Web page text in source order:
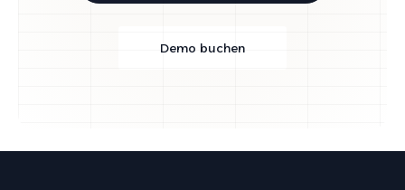
Demo buchen